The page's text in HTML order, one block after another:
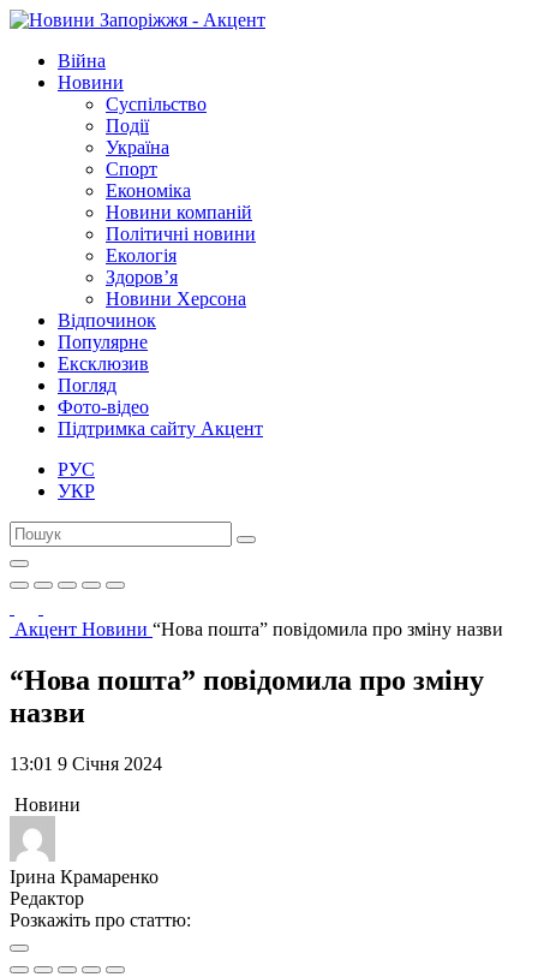
Війна
Новини
Суспільство
Події
Україна
Спорт
Економіка
Новини компаній
Політичні новини
Екологія
Здоров’я
Новини Херсона
Відпочинок
Популярне
Ексклюзив
Погляд
Фото-відео
Підтримка сайту Акцент
РУС
УКР
Акцент Новини “Нова пошта” повідомила про зміну назви
“Нова пошта” повідомила про зміну
назви
13:01 9 Січня 2024
Новини
Ірина Крамаренко
Редактор
Розкажіть про статтю: